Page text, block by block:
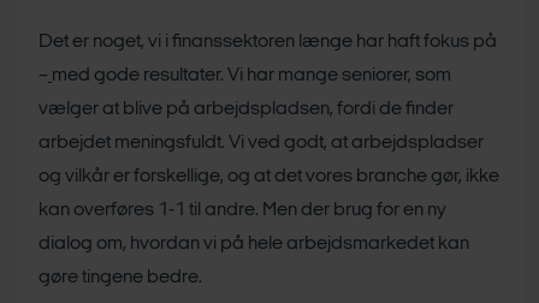
Det er noget, vi i finanssektoren længe har haft fokus på
– med gode resultater. Vi har mange seniorer, som
vælger at blive på arbejdspladsen, fordi de finder
arbejdet meningsfuldt. Vi ved godt, at arbejdspladser
og vilkår er forskellige, og at det vores branche gør, ikke
kan overføres 1-1 til andre. Men der brug for en ny
dialog om, hvordan vi på hele arbejdsmarkedet kan
gøre tingene bedre.